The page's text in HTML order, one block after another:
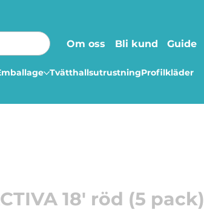
Om oss Bli kund Guide
TvätthallsutrustningProfilkläder
18' röd (5 pack)